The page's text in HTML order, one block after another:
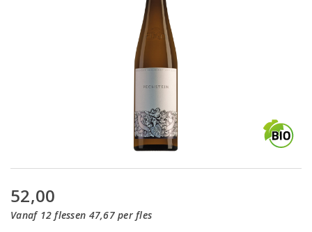
52,00
Vanaf 12 flessen 47,67 per fles